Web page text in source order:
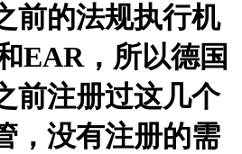
前的法规执行机
EAR，所以德国
前注册过这几个
，没有注册的需